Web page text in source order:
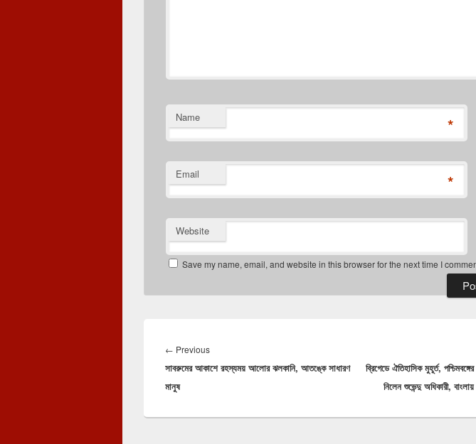
Name *
Email *
Website
Save my name, email, and website in this browser for the next time I
navigation
← PreviousPrevious
post:
সাবরুমের আকাশে রহস্যময় আলোর ঝলকানি, আতঙ্কে সাধারণ
মানুষ
ব্রিগেডে ঐতিহাসিক মুহূর্ত,
নিলেন শুভেন্দু অধিকারী,